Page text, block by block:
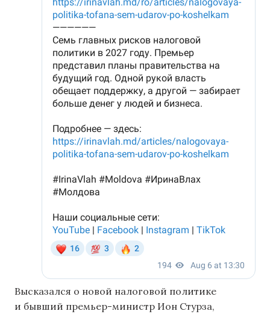
Высказался о новой налоговой политике
и бывший премьер-министр Ион Стурза,